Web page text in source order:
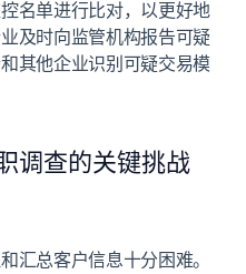
名单进行比对，以更好地
及时向监管机构报告可疑
其他企业识别可疑交易模
调查的关键挑战
汇总客户信息十分困难。